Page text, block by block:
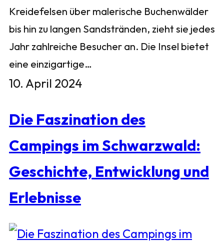
Kreidefelsen über malerische Buchenwälder
bis hin zu langen Sandstränden, zieht sie jedes
Jahr zahlreiche Besucher an. Die Insel bietet
eine einzigartige…
10. April 2024
Die Faszination des
Campings im Schwarzwald:
Geschichte, Entwicklung und
Erlebnisse